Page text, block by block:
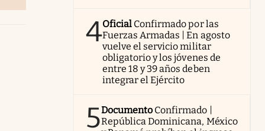
4Oficial Confirmado por las
Fuerzas Armadas | En agosto
vuelve el servicio militar
obligatorio y los jóvenes de
entre 18 y 39 años deben
integrar el Ejército
5Documento Confirmado |
República Dominicana, México